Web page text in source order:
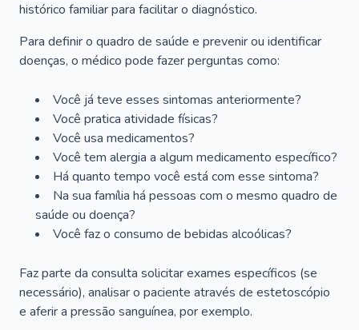
histórico familiar para facilitar o diagnóstico.
Para definir o quadro de saúde e prevenir ou identificar
doenças, o médico pode fazer perguntas como:
Você já teve esses sintomas anteriormente?
Você pratica atividade físicas?
Você usa medicamentos?
Você tem alergia a algum medicamento específico?
Há quanto tempo você está com esse sintoma?
Na sua família há pessoas com o mesmo quadro de
saúde ou doença?
Você faz o consumo de bebidas alcoólicas?
Faz parte da consulta solicitar exames específicos (se
necessário), analisar o paciente através de estetoscópio
e aferir a pressão sanguínea, por exemplo.